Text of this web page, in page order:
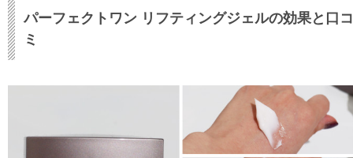
パーフェクトワン リフティングジェルの効果と口コ
ミ